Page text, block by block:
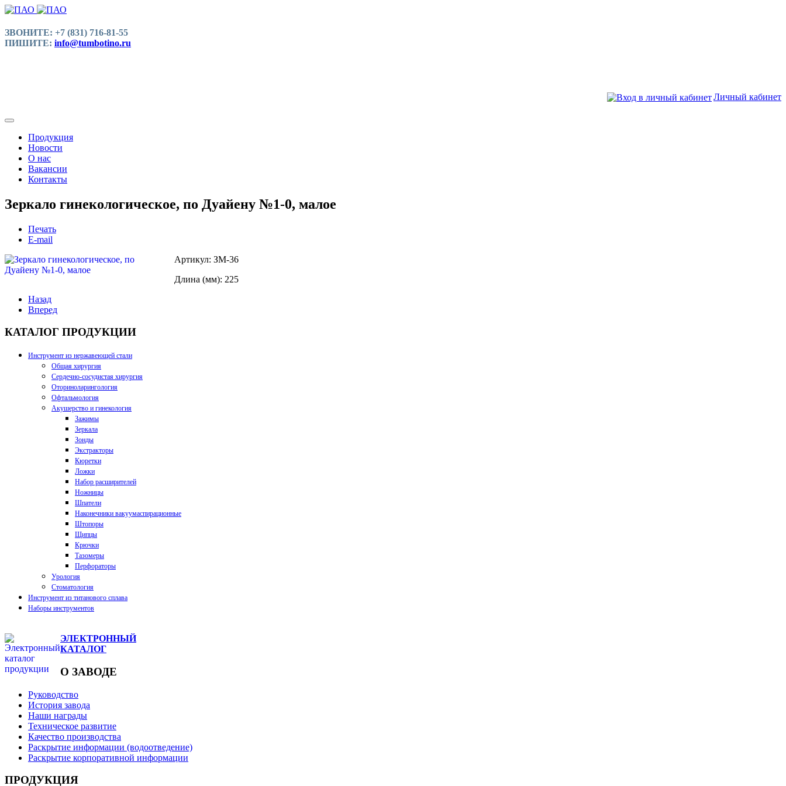
ЗВОНИТЕ: +7 (831) 716-81-55
ПИШИТЕ: info@tumbotino.ru
Личный кабинет
Продукция
Новости
О нас
Вакансии
Контакты
Зеркало гинекологическое, по Дуайену №1-0, малое
Печать
E-mail
Артикул: ЗМ-36
Длина (мм): 225
Назад
Вперед
КАТАЛОГ ПРОДУКЦИИ
Инструмент из нержавеющей стали
Общая хирургия
Сердечно-сосудистая хирургия
Оториноларингология
Офтальмология
Акушерство и гинекология
Зажимы
Зеркала
Зонды
Экстракторы
Кюретки
Ложки
Набор расширителей
Ножницы
Шпатели
Наконечники вакуумаспирационные
Штопоры
Щипцы
Крючки
Тазомеры
Перфораторы
Урология
Стоматология
Инструмент из титанового сплава
Наборы инструментов
ЭЛЕКТРОННЫЙ
КАТАЛОГ
О ЗАВОДЕ
Руководство
История завода
Наши награды
Техническое развитие
Качество производства
Раскрытие информации (водоотведение)
Раскрытие корпоративной информации
ПРОДУКЦИЯ